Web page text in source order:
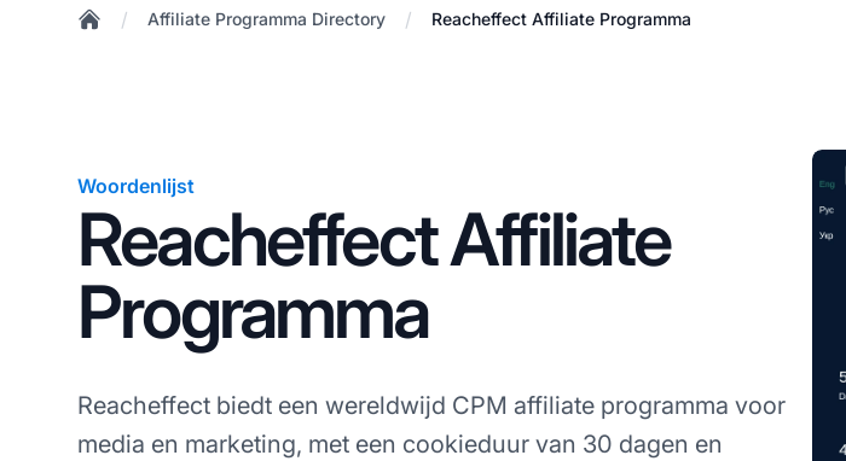
/ Affiliate Programma Directory / Reacheffect Affiliate Programma
Woordenlijst
Reacheffect Affiliate
Programma
Reacheffect biedt een wereldwijd CPM affiliate programma voor
media en marketing, met een cookieduur van 30 dagen en